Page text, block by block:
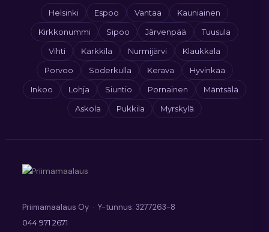
Helsinki Espoo Vantaa
Kauniainen
Kirkkonummi
Sipoo Järvenpää
Tuusula
Vihti
Karkkila Nurmijärvi
Klaukkala
Porvoo
Söderkulla Kerava
Hyvinkää
Inkoo
Lohja Siuntio Pornainen
Mäntsälä
Askola
Pukkila Myrskylä
Priimamaalaus Oy · Y-tunnus: 3277263-8
044 971 2671